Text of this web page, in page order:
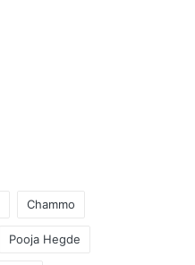
Chammo
Pooja Hegde